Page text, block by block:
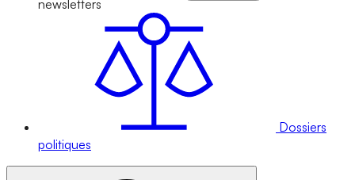
newsletters
Dossiers
politiques